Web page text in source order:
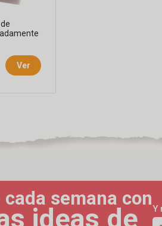
Ver
cada semana con
ideas de Y